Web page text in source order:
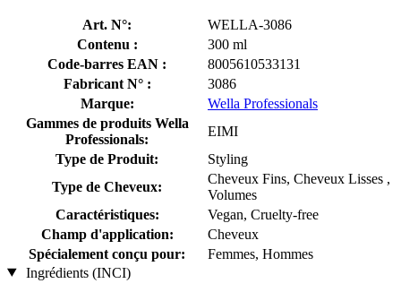
Art. N°:
WELLA-3086
Contenu :
300 ml
Code-barres EAN :
8005610533131
Fabricant N° :
3086
Marque:
Wella Professionals
Gammes de produits Wella
Professionals:
EIMI
Type de Produit:
Styling
Type de Cheveux:
Cheveux Fins, Cheveux Lisses ,
Volumes
Caractéristiques:
Vegan, Cruelty-free
Champ d'application:
Cheveux
Spécialement conçu pour:
Femmes, Hommes
Ingrédients (INCI)